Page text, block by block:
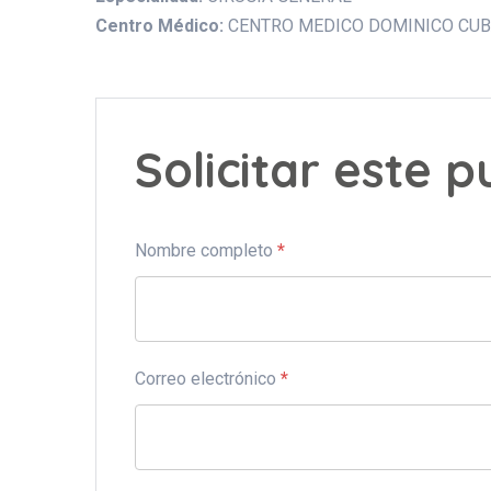
Centro Médico: CENTRO MEDICO DOMINICO
Solicitar este
Nombre completo *
Correo electrónico *